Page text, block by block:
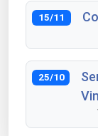
15/11
25/10